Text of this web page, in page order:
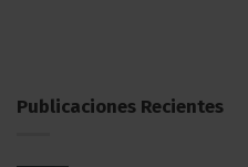
Publicaciones Recientes